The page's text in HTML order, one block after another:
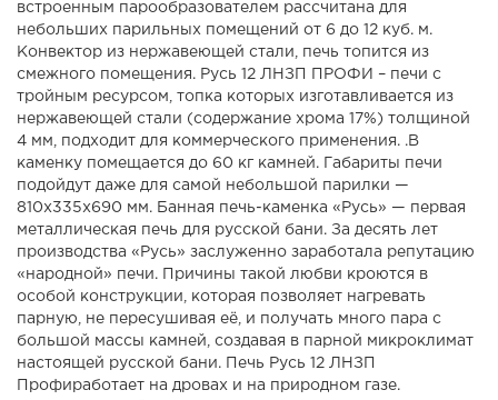
встроенным парообразователем рассчитана для
небольших парильных помещений от 6 до 12 куб. м.
Конвектор из нержавеющей стали, печь топится из
смежного помещения. Русь 12 ЛНЗП ПРОФИ – печи с
тройным ресурсом, топка которых изготавливается из
нержавеющей стали (содержание хрома 17%) толщиной
4 мм, подходит для коммерческого применения. .В
каменку помещается до 60 кг камней. Габариты печи
подойдут даже для самой небольшой парилки —
810х335х690 мм. Банная печь-каменка «Русь» — первая
металлическая печь для русской бани. За десять лет
производства «Русь» заслуженно заработала репутацию
«народной» печи. Причины такой любви кроются в
особой конструкции, которая позволяет нагревать
парную, не пересушивая её, и получать много пара с
большой массы камней, создавая в парной микроклимат
настоящей русской бани. Печь Русь 12 ЛНЗП
Профиработает на дровах и на природном газе.